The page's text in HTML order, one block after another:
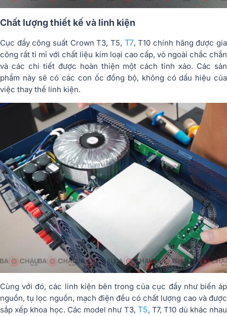
Chất lượng thiết kế và linh kiện
Cục đẩy công suất Crown T3, T5, T7, T10 chính hãng được gia
công rất tỉ mỉ với chất liệu kim loại cao cấp, vỏ ngoài chắc chắn
và các chi tiết được hoàn thiện một cách tinh xảo. Các sản
phẩm này sẽ có các con ốc đồng bộ, không có dấu hiệu của
việc thay thế linh kiện.
Cùng với đó, các linh kiện bên trong của cục đẩy như biến áp
nguồn, tụ lọc nguồn, mạch điện đều có chất lượng cao và được
sắp xếp khoa học. Các model như T3, T5, T7, T10 dù khác nhau